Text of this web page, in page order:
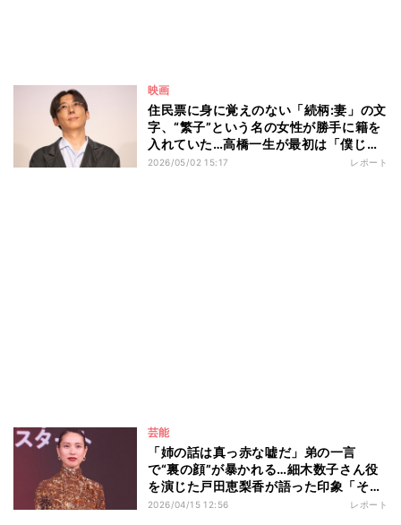
映画
住民票に身に覚えのない「続柄:妻」の文
字、“繁子”という名の女性が勝手に籍を
入れていた…高橋一生が最初は「僕じゃ
ないんじゃないかな」と思った役を引き
2026/05/02 15:17 レポート
芸能
「姉の話は真っ赤な嘘だ」弟の一言
で“裏の顔”が暴かれる…細木数子さん役
を演じた戸田恵梨香が語った印象「そこ
も一つの魅力だったのかなというふうに
2026/04/15 12:56 レポート